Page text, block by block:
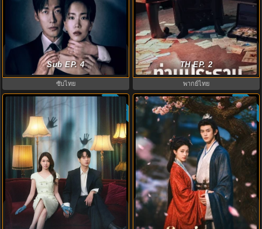
The Husband (2026) คืนล่าก่อนหย่า
พากย์ไทย EP1-12 (จบ)
Sub EP. 4
ซับไทย
The Apartment Job (2026) ท่าน
ประธานกำมะลอ พากย์ไทย ซับไทย
EP1-12
TH EP. 2
พากย์ไทย
Spooky in Love (2026) สะดุดรักกุ๊ก
กุ๊กกู๋ พากย์ไทย ซับไทย EP1-12
ซับไทย
Spring Over Phoenix Pond (2026)
หงส์คืนบัลลังก์แค้น พากย์ไทย ซับ
ไทย EP1-21
ซับไทย